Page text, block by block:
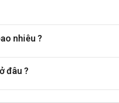
giàu chất xơ từ rau xanh,
ngày để duy trì mức đường
nhiêu ?
đâu ?